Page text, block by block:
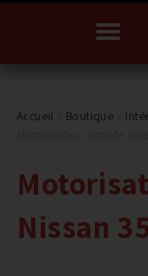
Accueil Boutique
Nissan